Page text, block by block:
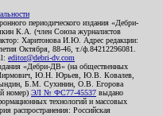
периодического издания «Дебри-
К.А. (член Союза журналистов
Харитонова И.Ю. Адрес редакции:
Октября, 88-46, т./ф.84212296081.
editor@debri-dv.com
«Дебри-ДВ» (на общественных
Ю.Н. Юрьев, Ю.В. Ковалев,
Б.М. Сухинин, О.В. Егорова
номер) ЭЛ № ФС77-45537 выдано
технологий и массовых
распространения: Российская